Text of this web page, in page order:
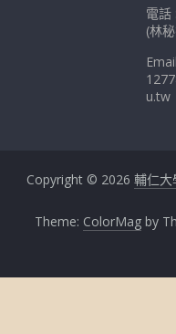
電話
(林
u.tw
Copyright © 2026 輔仁大
Theme: ColorMagby